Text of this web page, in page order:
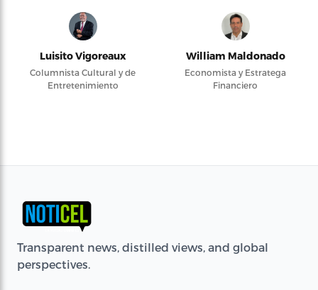
Luisito Vigoreaux
Columnista Cultural y de
Entretenimiento
William Maldonado
Economista y Estratega
Financiero
Transparent news, distilled views, and global
perspectives.